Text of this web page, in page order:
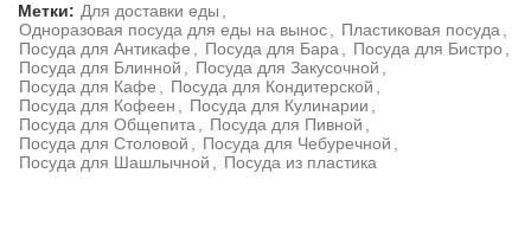
Метки: Для доставки еды ,
Одноразовая посуда для еды на вынос, Пластиковая посуда,
Посуда для Антикафе , Посуда для Бара, Посуда для Бистро ,
Посуда для Блинной , Посуда для Закусочной ,
Посуда для Кафе , Посуда для Кондитерской ,
Посуда для Кофеен , Посуда для Кулинарии ,
Посуда для Общепита, Посуда для Пивной ,
Посуда для Столовой , Посуда для Чебуречной ,
Посуда для Шашлычной , Посуда из пластика